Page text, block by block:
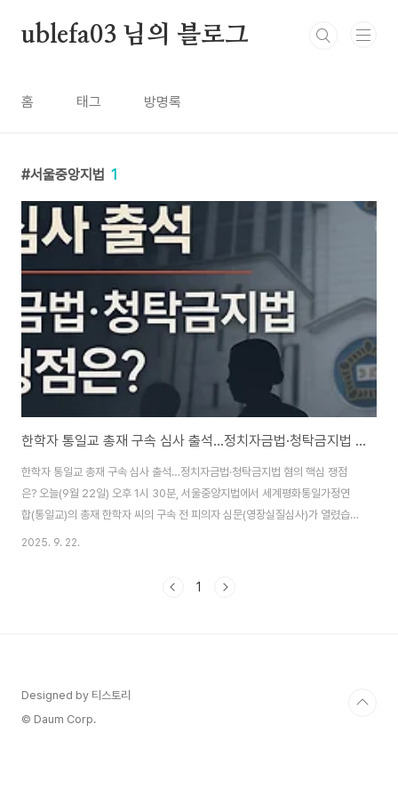
ublefa03 님의 블로그
홈 태그 방명록
서울중앙지법 1
한학자 통일교 총재 구속 심사 출석…정치자금법·청탁금지법 혐의 핵심 쟁점은?
한학자 통일교 총재 구속 심사 출석…정치자금법·청탁금지법 혐의 핵심 쟁점
은? 오늘(9월 22일) 오후 1시 30분, 서울중앙지법에서 세계평화통일가정연
합(통일교)의 총재 한학자 씨의 구속 전 피의자 심문(영장실질심사)가 열렸습
니다. 이번 사건은 단순한 종교계 이슈를 넘어 정치권 로비, 청탁, 불법 정치자
사에 고가 선물·권성동 의원에 1억 정치자금특검은 한학자 총재가 김건희 여사
2025. 9. 22.
1
Designed by 티스토리
© Daum Corp.